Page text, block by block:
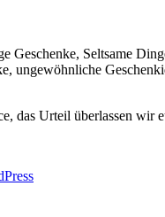
Geschenke, Seltsame
ungewöhnliche
das Urteil überlassen wir